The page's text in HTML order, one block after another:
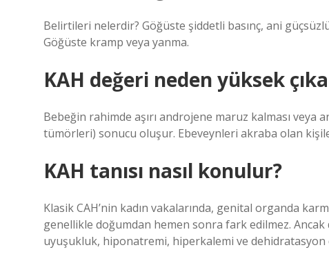
Belirtileri nelerdir? Göğüste şiddetli basınç, ani
Göğüste kramp veya yanma.
KAH değeri neden yüksek
Bebeğin rahimde aşırı androjene maruz kalması veya
tümörleri) sonucu oluşur. Ebeveynleri akraba olan
KAH tanısı nasıl konulur?
Klasik CAH’nin kadın vakalarında, genital organda
genellikle doğumdan hemen sonra fark edilmez.
uyuşukluk, hiponatremi, hiperkalemi ve dehidratasyon